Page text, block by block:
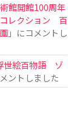
館開館100周年
レクション 百
」にコメントし
世絵百物語 ゾ
ントしました